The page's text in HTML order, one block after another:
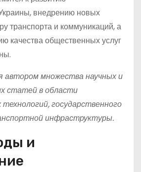
внедрению новых
транспорта и коммуникаций, а
качества общественных услуг
автором множества научных и
статей в области
государственного
инфраструктуры.
и